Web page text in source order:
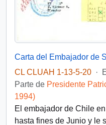
CL CLUAH 1-13-5-20 ·
Parte de Presidente
1994)
El embajador de Chile
hasta fines de Junio y le